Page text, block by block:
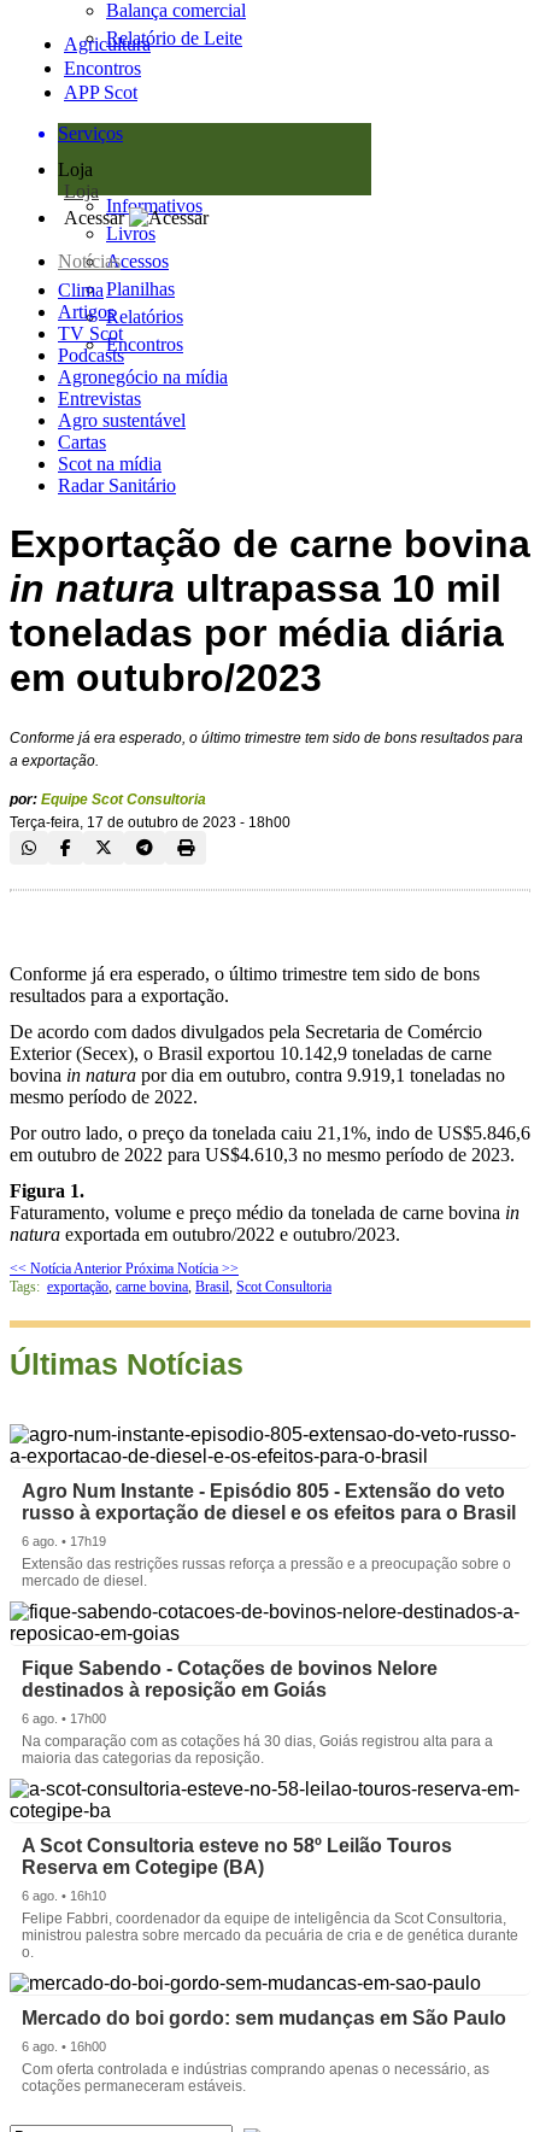
Balança comercial
Relatório de Leite
Agricultura
Encontros
APP Scot
Serviços
Loja
Loja
Informativos
Livros
Acessos
Planilhas
Relatórios
Encontros
Acessar
Notícias
Clima
Artigos
TV Scot
Podcasts
Agronegócio na mídia
Entrevistas
Agro sustentável
Cartas
Scot na mídia
Radar Sanitário
Exportação de carne bovina
in natura ultrapassa 10 mil
toneladas por média diária
em outubro/2023
Conforme já era esperado, o último trimestre tem sido de bons resultados para
a exportação.
por: Equipe Scot Consultoria
Terça-feira, 17 de outubro de 2023 - 18h00
Conforme já era esperado, o último trimestre tem sido de bons
resultados para a exportação.
De acordo com dados divulgados pela Secretaria de Comércio
Exterior (Secex), o Brasil exportou 10.142,9 toneladas de carne
bovina in natura por dia em outubro, contra 9.919,1 toneladas no
mesmo período de 2022.
Por outro lado, o preço da tonelada caiu 21,1%, indo de US$5.846,6
em outubro de 2022 para US$4.610,3 no mesmo período de 2023.
Figura 1.
Faturamento, volume e preço médio da tonelada de carne bovina in
natura exportada em outubro/2022 e outubro/2023.
<< Notícia Anterior Próxima Notícia >>
Tags: exportação, carne bovina, Brasil, Scot Consultoria
Últimas Notícias
Agro Num Instante - Episódio 805 - Extensão do veto
russo à exportação de diesel e os efeitos para o Brasil
6 ago. • 17h19
Extensão das restrições russas reforça a pressão e a preocupação sobre o
mercado de diesel.
Fique Sabendo - Cotações de bovinos Nelore
destinados à reposição em Goiás
6 ago. • 17h00
Na comparação com as cotações há 30 dias, Goiás registrou alta para a
maioria das categorias da reposição.
A Scot Consultoria esteve no 58º Leilão Touros
Reserva em Cotegipe (BA)
6 ago. • 16h10
Felipe Fabbri, coordenador da equipe de inteligência da Scot Consultoria,
ministrou palestra sobre mercado da pecuária de cria e de genética durante
o.
Mercado do boi gordo: sem mudanças em São Paulo
6 ago. • 16h00
Com oferta controlada e indústrias comprando apenas o necessário, as
cotações permaneceram estáveis.